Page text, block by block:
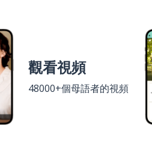
觀看視頻
48000+個母語者的視頻